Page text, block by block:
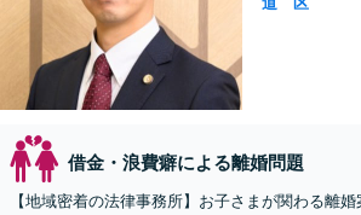
借金・浪費癖による離婚問題
【地域密着の法律事務所】お子さまが関わる離